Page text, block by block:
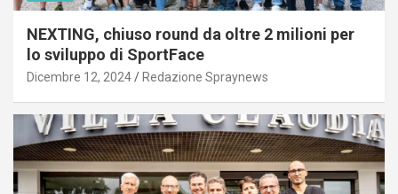
NEXTING, chiuso round da oltre 2 milioni per
lo sviluppo di SportFace
Dicembre 12, 2024 Redazione Spraynews